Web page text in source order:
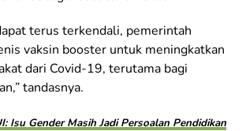
terus terkendali, pemerintah
vaksin booster untuk meningkatkan
dari Covid-19, terutama bagi
tandasnya.
Isu Gender Masih Jadi Persoalan Pendidikan